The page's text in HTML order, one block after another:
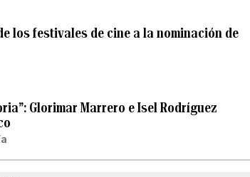
los festivales de cine a la nominación de
Glorimar Marrero e Isel Rodríguez